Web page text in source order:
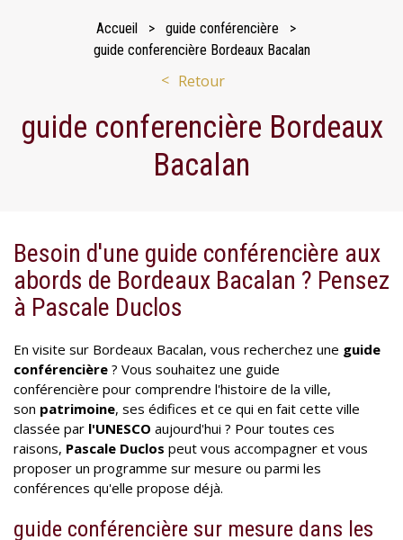
Accueil
guide conférencière
guide conferencière Bordeaux Bacalan
Retour
guide conferencière Bordeaux
Bacalan
Besoin d'une guide conférencière aux
abords de Bordeaux Bacalan ? Pensez
à Pascale Duclos
En visite sur Bordeaux Bacalan, vous recherchez une guide
conférencière ? Vous souhaitez une guide
conférencière pour comprendre l'histoire de la ville,
son patrimoine, ses édifices et ce qui en fait cette ville
classée par l'UNESCO aujourd'hui ? Pour toutes ces
raisons, Pascale Duclos peut vous accompagner et vous
proposer un programme sur mesure ou parmi les
conférences qu'elle propose déjà.
guide conférencière sur mesure dans les